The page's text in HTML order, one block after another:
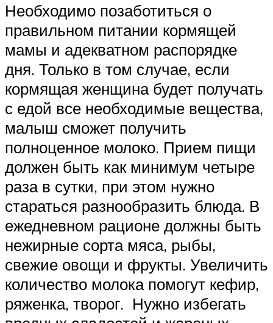
Необходимо позаботиться о
правильном питании кормящей
мамы и адекватном распорядке
дня. Только в том случае, если
кормящая женщина будет получать
с едой все необходимые вещества,
малыш сможет получить
полноценное молоко. Прием пищи
должен быть как минимум четыре
раза в сутки, при этом нужно
стараться разнообразить блюда. В
ежедневном рационе должны быть
нежирные сорта мяса, рыбы,
свежие овощи и фрукты. Увеличить
количество молока помогут кефир,
ряженка, творог. Нужно избегать